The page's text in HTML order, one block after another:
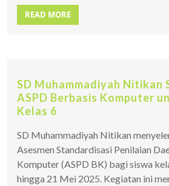
READ MORE
SD Muhammadiyah Nitikan
ASPD Berbasis Komputer
Kelas 6
SD Muhammadiyah Nitikan
Asesmen Standardisasi Penilaian
Komputer (ASPD BK) bagi siswa
hingga 21 Mei 2025. Kegiatan ini